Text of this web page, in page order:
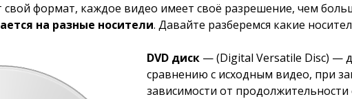
свой формат, каждое видео имеет своё разрешение, чем
на разные носители. Давайте разберемся какие
DVD диск — (Digital Versatile Disc) —
сравнению с исходным видео, при
зависимости от